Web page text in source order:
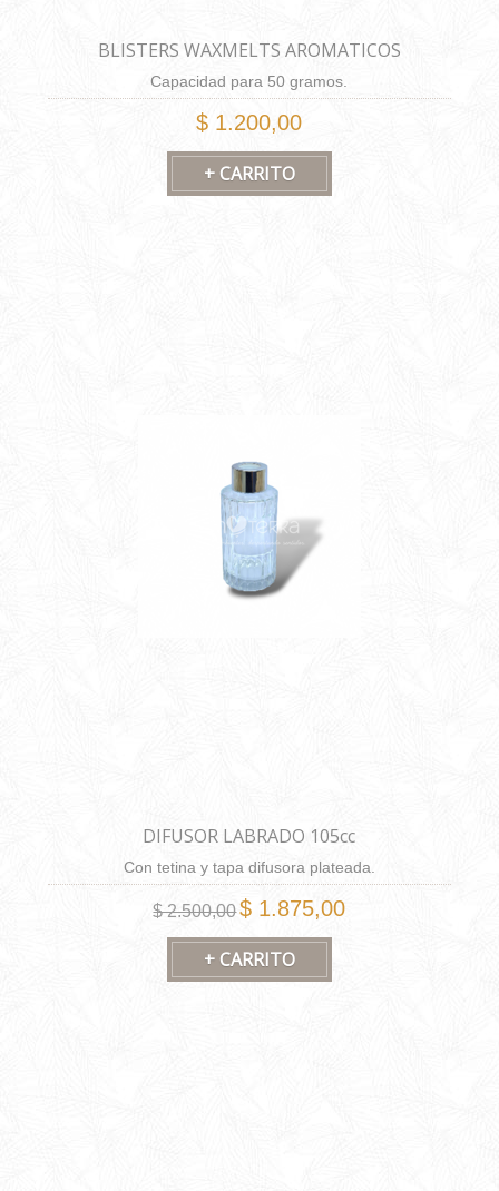
BLISTERS WAXMELTS AROMATICOS
Capacidad para 50 gramos.
$ 1.200,00
DIFUSOR LABRADO 105cc
Con tetina y tapa difusora plateada.
$ 2.500,00$ 1.875,00